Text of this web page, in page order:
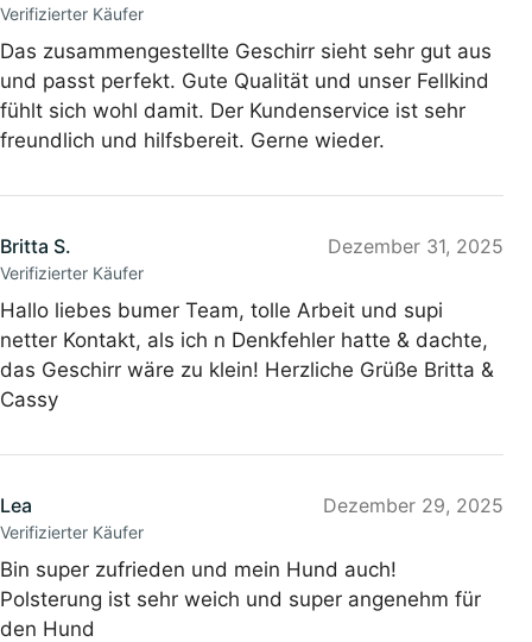
Verifizierter Käufer
Das zusammengestellte Geschirr sieht sehr gut aus
und passt perfekt. Gute Qualität und unser Fellkind
fühlt sich wohl damit. Der Kundenservice ist sehr
freundlich und hilfsbereit. Gerne wieder.
Britta S.
Verifizierter Käufer
Dezember 31, 2025
Hallo liebes bumer Team, tolle Arbeit und supi
netter Kontakt, als ich n Denkfehler hatte & dachte,
das Geschirr wäre zu klein! Herzliche Grüße Britta &
Cassy
Lea
Verifizierter Käufer
Dezember 29, 2025
Bin super zufrieden und mein Hund auch!
Polsterung ist sehr weich und super angenehm für
den Hund